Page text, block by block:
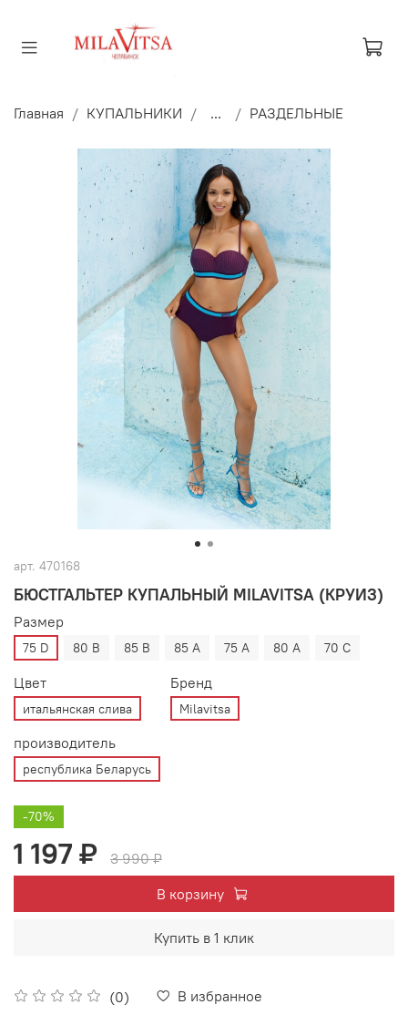
Главная КУПАЛЬНИКИ ... РАЗДЕЛЬНЫЕ
арт. 470168
БЮСТГАЛЬТЕР КУПАЛЬНЫЙ MILAVITSA (КРУИЗ)
(0) В избранное
Размер
75 D 80 B 85 B 85 A 75 A 80 A 70 C
Цвет
итальянская слива
Бренд
Milavitsa
производитель
республика Беларусь
-70%
1 197 ₽
3 990 ₽
В корзину
Купить в 1 клик